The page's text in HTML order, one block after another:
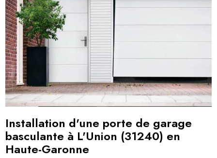
Installation d'une porte de garage
basculante à L'Union (31240) en
Haute-Garonne